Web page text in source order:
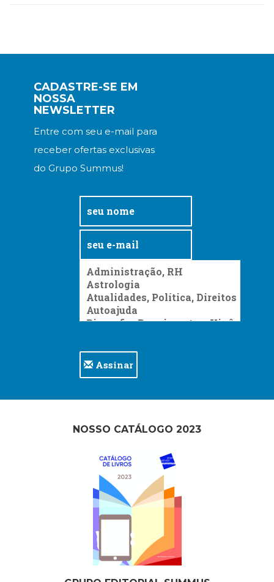
CADASTRE-SE EM
NOSSA
NEWSLETTER
Entre com seu e-mail para
receber ofertas exclusivas
do Grupo Summus!
Assinar
NOSSO CATÁLOGO 2023